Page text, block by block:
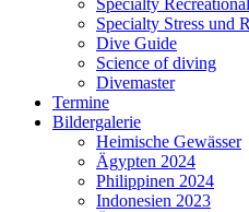
Specialty
Specialty Stress und
Dive Guide
Science of diving
Divemaster
Termine
Bildergalerie
Heimische Gewässer
Ägypten 2024
Philippinen 2024
Indonesien 2023